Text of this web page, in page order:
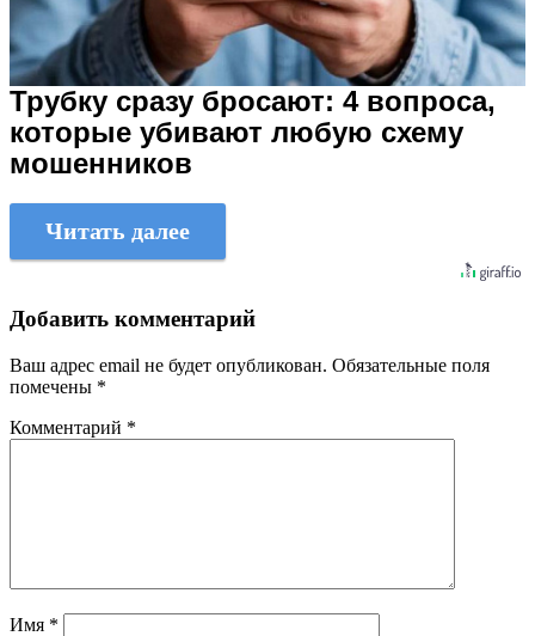
Трубку сразу бросают: 4 вопроса,
которые убивают любую схему
мошенников
Читать далее
Добавить комментарий
Ваш адрес email не будет опубликован. Обязательные поля
помечены *
Комментарий *
Имя *